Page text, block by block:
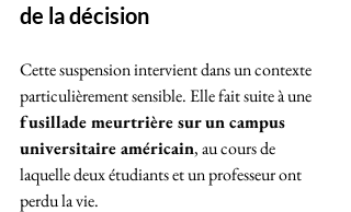
de la décision
Cette suspension intervient dans un contexte
particulièrement sensible. Elle fait suite à une
fusillade meurtrière sur un campus
universitaire américain, au cours de
laquelle deux étudiants et un professeur ont
perdu la vie.